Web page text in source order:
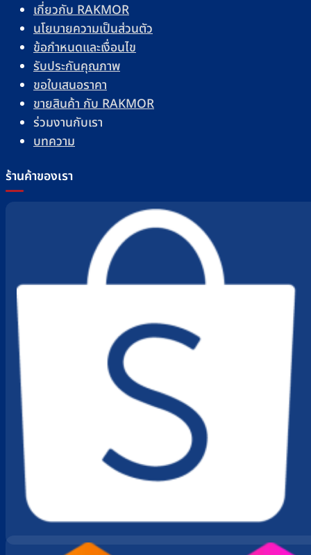
เกี่ยวกับ RAKMOR
นโยบายความเป็นส่วนตัว
ข้อกำหนดและเงื่อนไข
รับประกันคุณภาพ
ขอใบเสนอราคา
ขายสินค้า กับ RAKMOR
ร่วมงานกับเรา
บทความ
ร้านค้าของเรา